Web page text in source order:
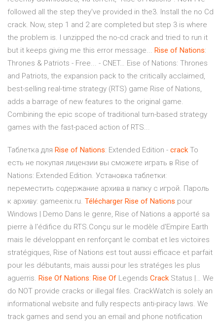
followed all the step they've provided in the3. Install the no Cd
crack. Now, step 1 and 2 are completed but step 3 is where
the problem is. I unzipped the no-cd crack and tried to run it
but it keeps giving me this error message... Rise of Nations:
Thrones & Patriots - Free... - CNET… Eise of Nations: Thrones
and Patriots, the expansion pack to the critically acclaimed,
best-selling real-time strategy (RTS) game Rise of Nations,
adds a barrage of new features to the original game.
Combining the epic scope of traditional turn-based strategy
games with the fast-paced action of RTS...
Таблетка для Rise of Nations: Extended Edition - crack То
есть не покупая лицензии вы сможете играть в Rise of
Nations: Extended Edition. Установка таблетки:
переместить содержание архива в папку с игрой. Пароль
к архиву: gameenix.ru. Télécharger Rise of Nations pour
Windows | Demo Dans le genre, Rise of Nations a apporté sa
pierre à l'édifice du RTS.Conçu sur le modèle d'Empire Earth
mais le développant en renforçant le combat et les victoires
stratégiques, Rise of Nations est tout aussi efficace et parfait
pour les débutants, mais aussi pour les stratéges les plus
aguerris. Rise Of Nations: Rise Of Legends Crack Status |… We
do NOT provide cracks or illegal files. CrackWatch is solely an
informational website and fully respects anti-piracy laws. We
track games and send you an email and phone notification